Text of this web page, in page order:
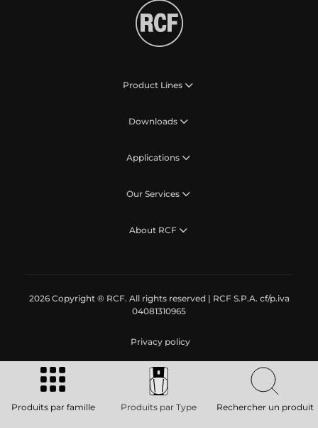
Product Lines
Downloads
Applications
Our Services
About RCF
2026 Copyright ® RCF. All rights reserved | RCF S.P.A. cf/p.iva
04081310965
Privacy policy
Produits par famille Produits par Type Rechercher un produit